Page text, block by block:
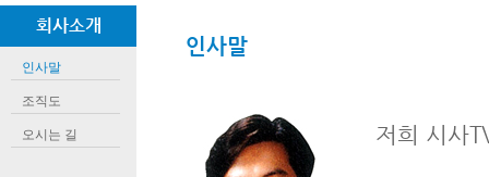
회사소개
인사말
조직도
오시는 길
인사말
저희 시사